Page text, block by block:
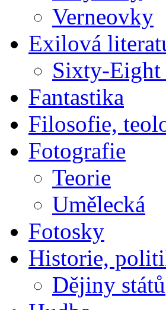
Verneovky
Exilová
Sixty-Eight
Fantastika
Filosofie,
Fotografie
Teorie
Umělecká
Fotosky
Historie,
Dějiny států